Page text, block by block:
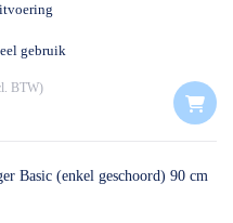
gebruik
BTW
Basic (enkel geschoord) 90 cm